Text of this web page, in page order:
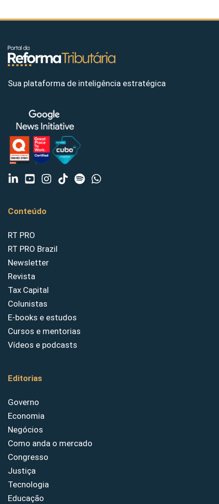
Sua plataforma de inteligência estratégica
Conteúdo
RT PRO
RT PRO Brazil
Newsletter
Revista
Tax Capital
Colunistas
E-books e estudos
Cursos e mentorias
Vídeos e podcasts
Editorias
Governo
Economia
Negócios
Como anda o mercado
Congresso
Justiça
Tecnologia
Educação